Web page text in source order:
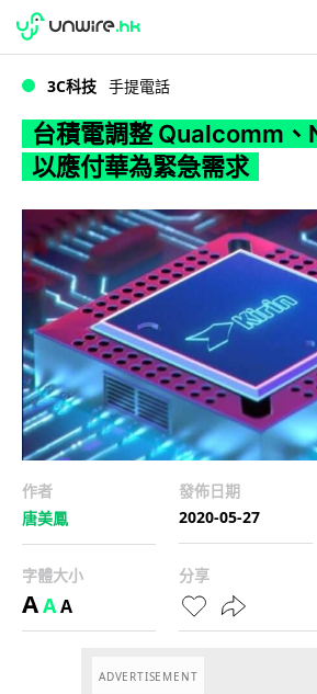
WWDC 2026
3C科技 手提電話
台積電調整 Qualcomm、
以應付華為緊急需求
作者
唐美鳳
發佈日期
2020-05-27
字體大小
AAA
分享
ADVERTISEMENT